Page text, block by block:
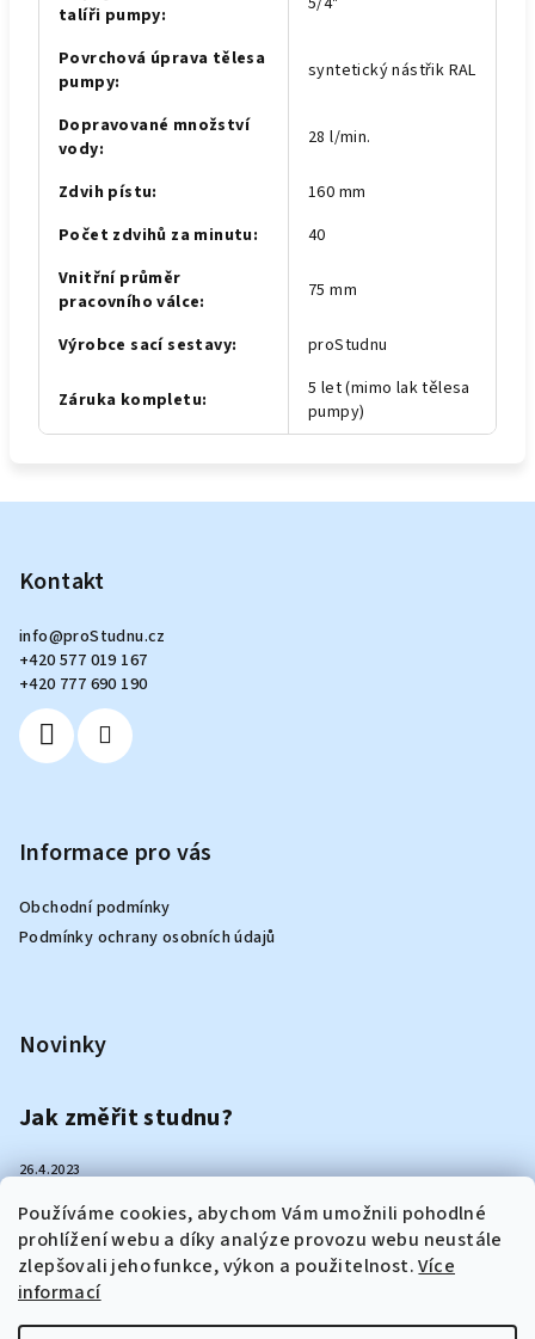
Používáme cookies, abychom Vám umožnili pohodlné
prohlížení webu a díky analýze provozu webu neustále
zlepšovali jeho funkce, výkon a použitelnost.Více
informací
talíři pumpy:
Povrchová úprava tělesa
pumpy: syntetický nástřik RAL
Dopravované množství
vody: 28 l/min.
Zdvih pístu:
160 mm
Počet zdvihů za minutu:
40
Vnitřní průměr
pracovního válce: 75 mm
Výrobce sací sestavy: proStudnu
Záruka kompletu:
5 let (mimo lak tělesa
pumpy)
Kontakt
info@proStudnu.cz
+420 577 019 167
+420 777 690 190
Informace pro vás
Obchodní podmínky
Podmínky ochrany osobních údajů
Novinky
Jak změřit studnu?
26.4.2023
Jak vybrat ruční pumpu?
25.4.2023